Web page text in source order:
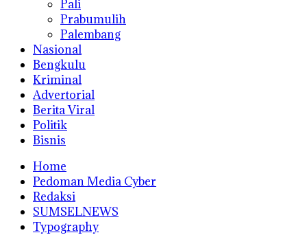
Pali
Prabumulih
Palembang
Nasional
Bengkulu
Kriminal
Advertorial
Berita Viral
Politik
Bisnis
Home
Pedoman Media Cyber
Redaksi
SUMSELNEWS
Typography